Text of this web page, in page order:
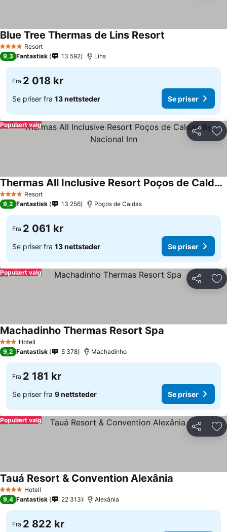
4 StjernerResort
Blue Tree Thermas de Lins Resort
9,3 Fantastisk 13 592 Lins
Fra 2 018 kr
Se priser fra 13 nettsteder Se priser
Del
Populært valg
4 StjernerResort
Thermas All Inclusive Resort Poços de Caldas By Nacional Inn
9,2 Fantastisk 13 256 Poços de Caldas
Fra 2 061 kr
Se priser fra 13 nettsteder Se priser
Del
Populært valg
3 StjernerHotell
Machadinho Thermas Resort Spa
9,2 Fantastisk 5 378 Machadinho
Fra 2 181 kr
Se priser fra 9 nettsteder Se priser
Del
Populært valg
4 StjernerHotell
Tauá Resort & Convention Alexânia
9,4 Fantastisk 22 313 Alexânia
Fra 2 822 kr